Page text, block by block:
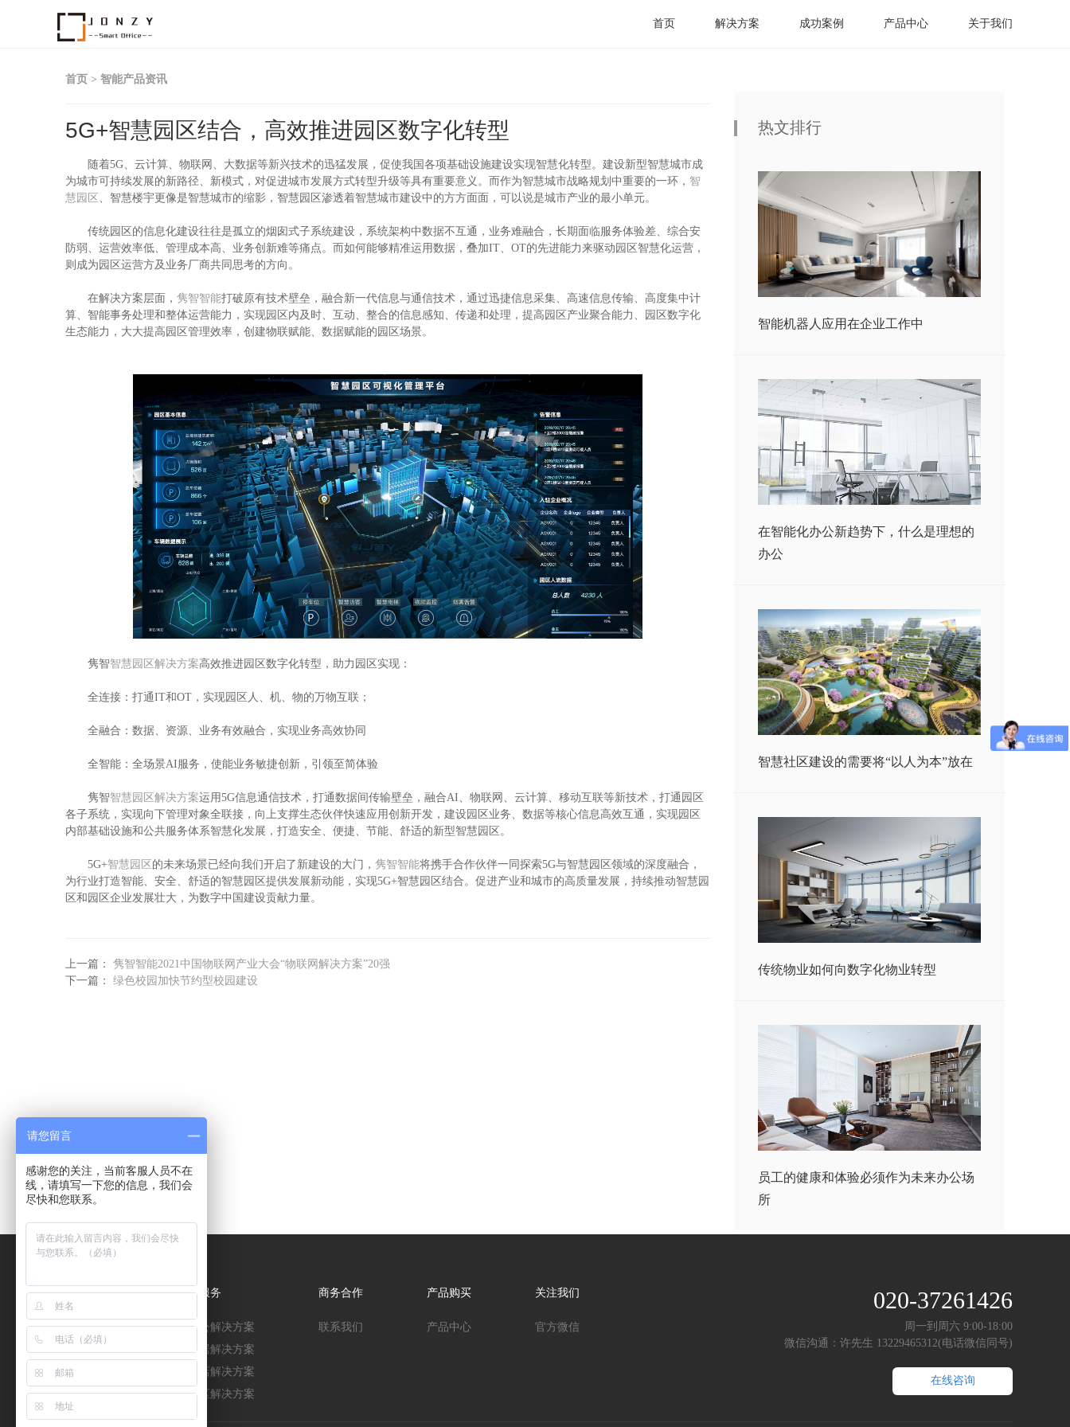
首页 解决方案 成功案例 产品中心 关于我们
首页 > 智能产品资讯
5G+智慧园区结合，高效推进园区数字化转型
随着5G、云计算、物联网、大数据等新兴技术的迅猛发展，促使我国各项基础设施建设实现智慧化转型。建设新型智慧城市成
为城市可持续发展的新路径、新模式，对促进城市发展方式转型升级等具有重要意义。而作为智慧城市战略规划中重要的一环， 智
慧园区 、智慧楼宇更像是智慧城市的缩影，智慧园区渗透着智慧城市建设中的方方面面，可以说是城市产业的最小单元。
传统园区的信息化建设往往是孤立的烟囱式子系统建设，系统架构中数据不互通，业务难融合，长期面临服务体验差、综合安
防弱、运营效率低、管理成本高、业务创新难等痛点。而如何能够精准运用数据，叠加IT、OT的先进能力来驱动园区智慧化运营，
则成为园区运营方及业务厂商共同思考的方向。
在解决方案层面， 隽智智能打破原有技术壁垒，融合新一代信息与通信技术，通过迅捷信息采集、高速信息传输、高度集中计
算、智能事务处理和整体运营能力，实现园区内及时、互动、整合的信息感知、传递和处理，提高园区产业聚合能力、园区数字化
生态能力，大大提高园区管理效率，创建物联赋能、数据赋能的园区场景。
隽智智慧园区解决方案高效推进园区数字化转型，助力园区实现：
全连接：打通IT和OT，实现园区人、机、物的万物互联；
全融合：数据、资源、业务有效融合，实现业务高效协同
全智能：全场景AI服务，使能业务敏捷创新，引领至简体验
隽智智慧园区解决方案运用5G信息通信技术，打通数据间传输壁垒，融合AI、物联网、云计算、移动互联等新技术，打通园区
各子系统，实现向下管理对象全联接，向上支撑生态伙伴快速应用创新开发，建设园区业务、数据等核心信息高效互通，实现园区
内部基础设施和公共服务体系智慧化发展，打造安全、便捷、节能、舒适的新型智慧园区。
5G+智慧园区 的未来场景已经向我们开启了新建设的大门， 隽智智能将携手合作伙伴一同探索5G与智慧园区领域的深度融合，
为行业打造智能、安全、舒适的智慧园区提供发展新动能，实现5G+智慧园区结合。促进产业和城市的高质量发展，持续推动智慧园
区和园区企业发展壮大，为数字中国建设贡献力量。
上一篇： 隽智智能2021中国物联网产业大会“物联网解决方案”20强
下一篇： 绿色校园加快节约型校园建设
热文排行
智能机器人应用在企业工作中
在智能化办公新趋势下，什么是理想的
办公
智慧社区建设的需要将“以人为本”放在
传统物业如何向数字化物业转型
员工的健康和体验必须作为未来办公场
所
关于隽智
关于我们
联系我们
隽智动态
产品及服务
智能办公解决方案
智能家居解决方案
智慧酒店解决方案
智慧园区解决方案
商务合作
联系我们
产品购买
产品中心
关注我们
官方微信
020-37261426
周一到周六 9:00-18:00
微信沟通：许先生 13229465312(电话微信同号)
在线咨询
请您留言
感谢您的关注，当前客服人员不在
线，请填写一下您的信息，我们会
尽快和您联系。